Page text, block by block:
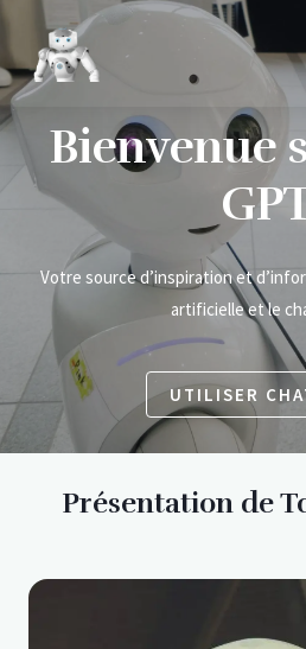
Bienvenue
Votre source d’inspiration et
artificielle et le
UTILISER
Présentation de